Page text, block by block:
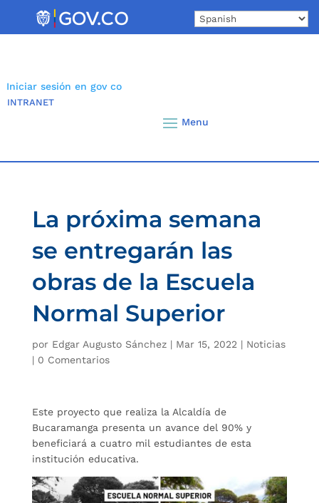
Iniciar sesión en gov co
INTRANET
La próxima semana
se entregarán las
obras de la Escuela
Normal Superior
por Edgar Augusto Sánchez| Mar 15, 2022 | Noticias
| 0 Comentarios
Este proyecto que realiza la Alcaldía de
Bucaramanga presenta un avance del 90% y
beneficiará a cuatro mil estudiantes de esta
institución educativa.